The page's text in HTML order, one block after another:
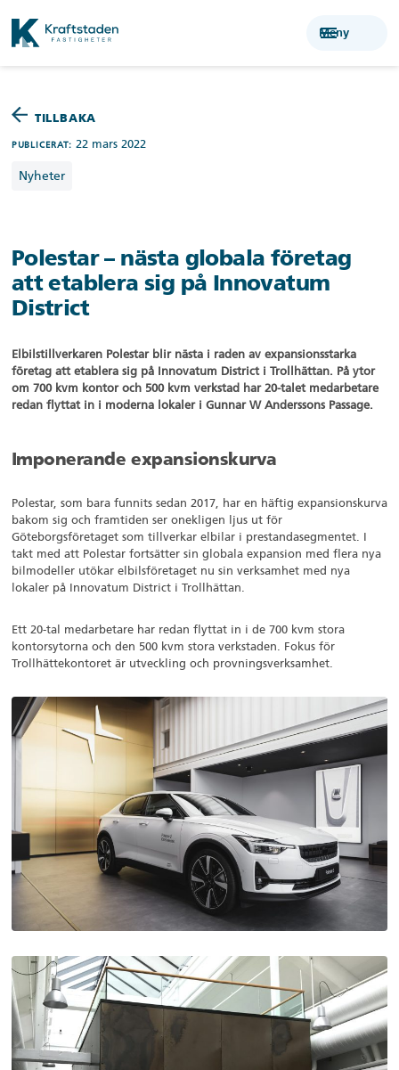
menu
Meny
TILLBAKA
PUBLICERAT: 22 mars 2022
Nyheter
Polestar – nästa globala företag
att etablera sig på Innovatum
District
Elbilstillverkaren Polestar blir nästa i raden av expansionsstarka
företag att etablera sig på Innovatum District i Trollhättan. På ytor
om 700 kvm kontor och 500 kvm verkstad har 20-talet medarbetare
redan flyttat in i moderna lokaler i Gunnar W Anderssons Passage.
Imponerande expansionskurva
Polestar, som bara funnits sedan 2017, har en häftig expansionskurva
bakom sig och framtiden ser onekligen ljus ut för
Göteborgsföretaget som tillverkar elbilar i prestandasegmentet. I
takt med att Polestar fortsätter sin globala expansion med flera nya
bilmodeller utökar elbilsföretaget nu sin verksamhet med nya
lokaler på Innovatum District i Trollhättan.
Ett 20-tal medarbetare har redan flyttat in i de 700 kvm stora
kontorsytorna och den 500 kvm stora verkstaden. Fokus för
Trollhättekontoret är utveckling och provningsverksamhet.